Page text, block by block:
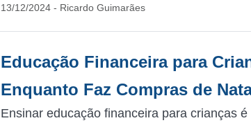
13/12/2024 - Ricardo Guimarães
Educação Financeira para
Enquanto Faz Compras de
Ensinar educação financeira para crianças